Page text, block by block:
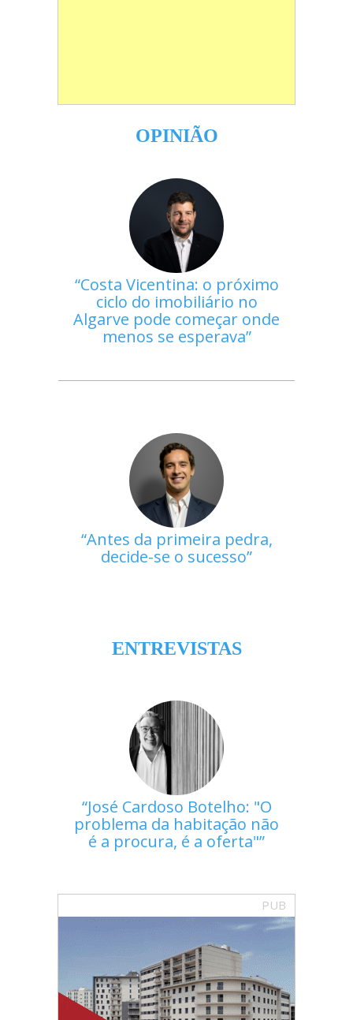
OPINIÃO
Costa Vicentina: o próximo
ciclo do imobiliário no
Algarve pode começar onde
menos se esperava
Antes da primeira pedra,
decide-se o sucesso
ENTREVISTAS
José Cardoso Botelho: "O
problema da habitação não
é a procura, é a oferta"
PUB